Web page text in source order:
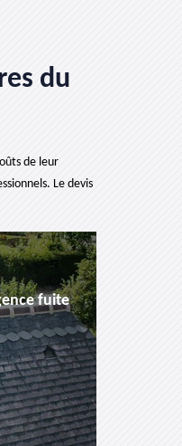
du
de leur
Le devis
fuite